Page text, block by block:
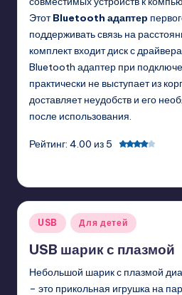
ЭтотBluetooth адаптер
поддерживать связь на
комплект входит диск с
Bluetooth адаптер при
практически не выступает из
доставляет неудобств и его
после использования.
Рейтинг: 4.00 из 5
Posted
in
USB Для детей
USB шарик с плазмой
Небольшой шарик с плазмой
– это прикольная игрушка на